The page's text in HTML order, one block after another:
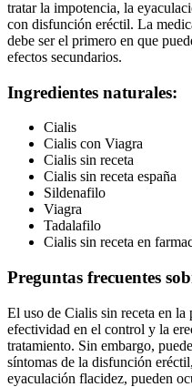
tratar la impotencia, la
con disfunción eréctil. La
debe ser el primero en que
efectos secundarios.
Ingredientes naturales:
Cialis
Cialis con Viagra
Cialis sin receta
Cialis sin receta españa
Sildenafilo
Viagra
Tadalafilo
Cialis sin receta en
Preguntas frecuentes
El uso de Cialis sin receta en la
efectividad en el control y la
tratamiento. Sin embargo,
síntomas de la disfunción
eyaculación flacidez, pueden